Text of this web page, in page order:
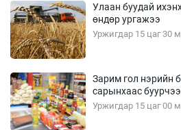
Улаан буудай
өндөр ургажээ
Уржигдар 15 цаг 30
Зарим гол нэрийн
сарынхаас буурчээ
Уржигдар 15 цаг 00